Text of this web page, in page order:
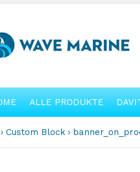
ALLE PRODUKTE
Custom Block